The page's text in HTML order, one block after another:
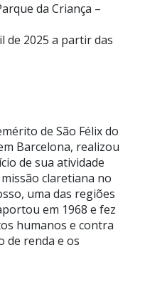
da Criança –
de 2025 a partir das
de São Félix do
Barcelona, realizou
de sua atividade
claretiana no
uma das regiões
em 1968 e fez
humanos e contra
de renda e os